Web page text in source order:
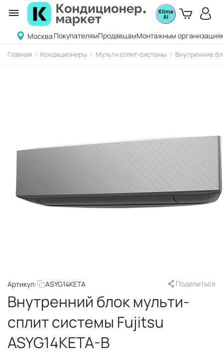
Москва ПокупателямПродавцамМонтажным
Главная / Кондиционеры / Мульти сплит-системы / Внутренние
Артикул: ASYG14KETA Поделиться
Внутренний блок мульти-
сплит системы Fujitsu
ASYG14KETA-B